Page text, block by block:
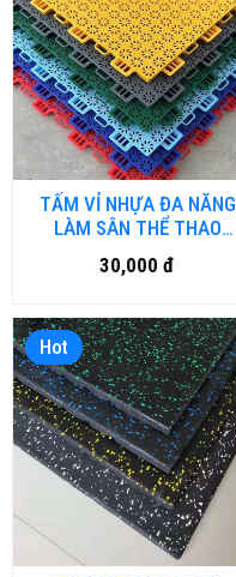
TẤM VỈ NHỰA ĐA NĂNG
LÀM SÂN THỂ THAO
NGOÀI TRỜI
PTN.VINHUA.HNM
30,000 đ
Hot